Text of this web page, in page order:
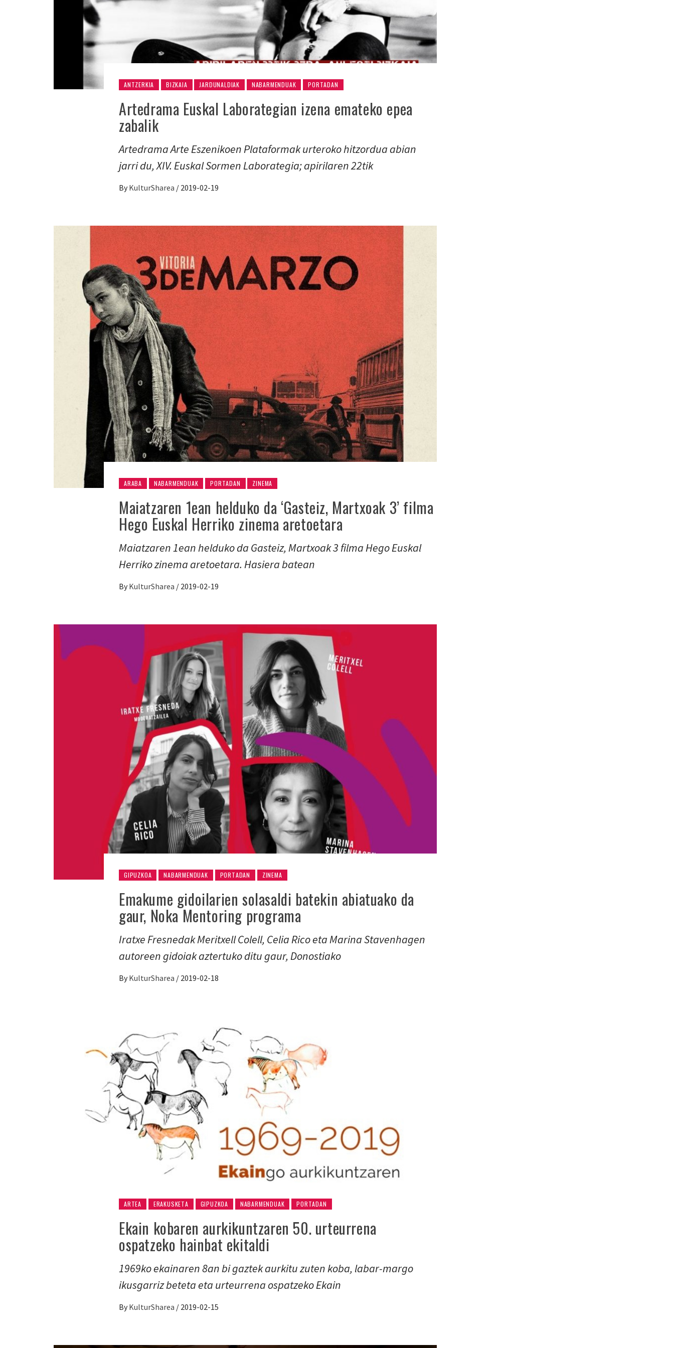
ANTZERKIA BIZKAIA JARDUNALDIAK NABARMENDUAK PORTADAN
Artedrama Euskal Laborategian izena emateko epea
zabalik
Artedrama Arte Eszenikoen Plataformak urteroko hitzordua abian
jarri du, XIV. Euskal Sormen Laborategia; apirilaren 22tik
By KulturSharea / 2019-02-19
ARABA NABARMENDUAK PORTADAN ZINEMA
Maiatzaren 1ean helduko da ‘Gasteiz, Martxoak 3’ filma
Hego Euskal Herriko zinema aretoetara
Maiatzaren 1ean helduko da Gasteiz, Martxoak 3 filma Hego Euskal
Herriko zinema aretoetara. Hasiera batean
By KulturSharea / 2019-02-19
GIPUZKOA NABARMENDUAK PORTADAN ZINEMA
Emakume gidoilarien solasaldi batekin abiatuako da
gaur, Noka Mentoring programa
Iratxe Fresnedak Meritxell Colell, Celia Rico eta Marina Stavenhagen
autoreen gidoiak aztertuko ditu gaur, Donostiako
By KulturSharea / 2019-02-18
ARTEA ERAKUSKETA GIPUZKOA NABARMENDUAK PORTADAN
Ekain kobaren aurkikuntzaren 50. urteurrena
ospatzeko hainbat ekitaldi
1969ko ekainaren 8an bi gaztek aurkitu zuten koba, labar-margo
ikusgarriz beteta eta urteurrena ospatzeko Ekain
By KulturSharea / 2019-02-15